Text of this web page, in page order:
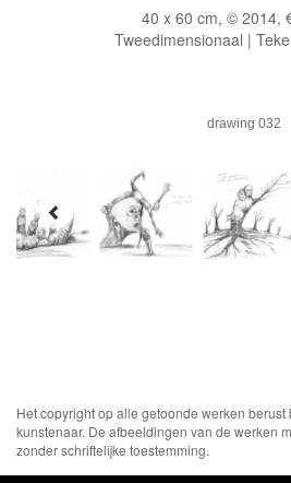
40 x 60 cm, © 2014,
Tweedimensionaal |
drawing 032
Het copyright op alle getoonde werken berust
kunstenaar. De afbeeldingen van de werken
zonder schriftelijke toestemming.